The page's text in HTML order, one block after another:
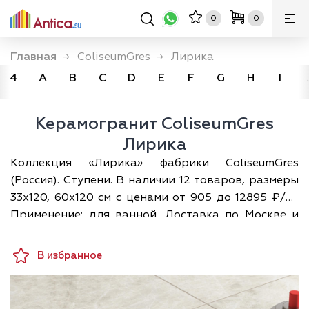
0 0
Главная → ColiseumGres → Лирика
4
A B C D E F G H I
Керамогранит ColiseumGres
Лирика
Коллекция «Лирика» фабрики ColiseumGres
(Россия). Ступени. В наличии 12 товаров, размеры
33х120, 60х120 см с ценами от 905 до 12895 ₽/м².
Применение: для ванной. Доставка по Москве и
раскладки в подарок.
В избранное